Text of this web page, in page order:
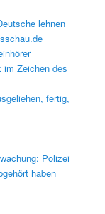
lehnen
im Zeichen des
fertig,
Polizei
haben